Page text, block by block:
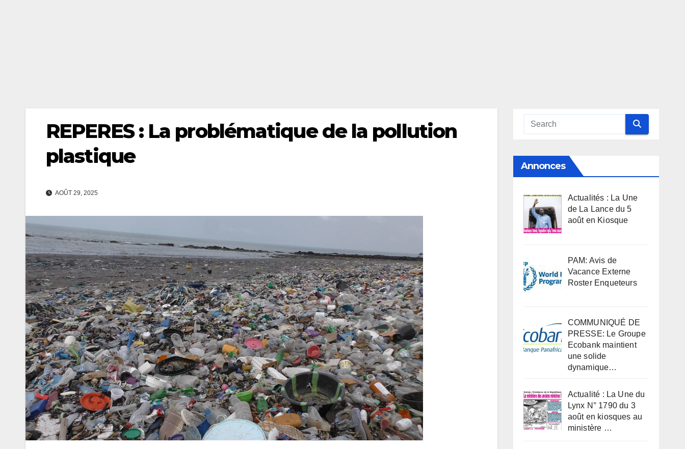
REPERES : La problématique de la pollution
plastique
AOÛT 29, 2025
Annonces
Actualités : La Une
de La Lance du 5
août en Kiosque
PAM: Avis de
Vacance Externe
Roster Enqueteurs
COMMUNIQUÉ DE
PRESSE: Le Groupe
Ecobank maintient
une solide
dynamique…
Actualité : La Une du
Lynx N° 1790 du 3
août en kiosques au
ministère …